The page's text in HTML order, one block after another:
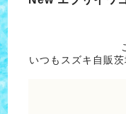
いつもスズキ自販